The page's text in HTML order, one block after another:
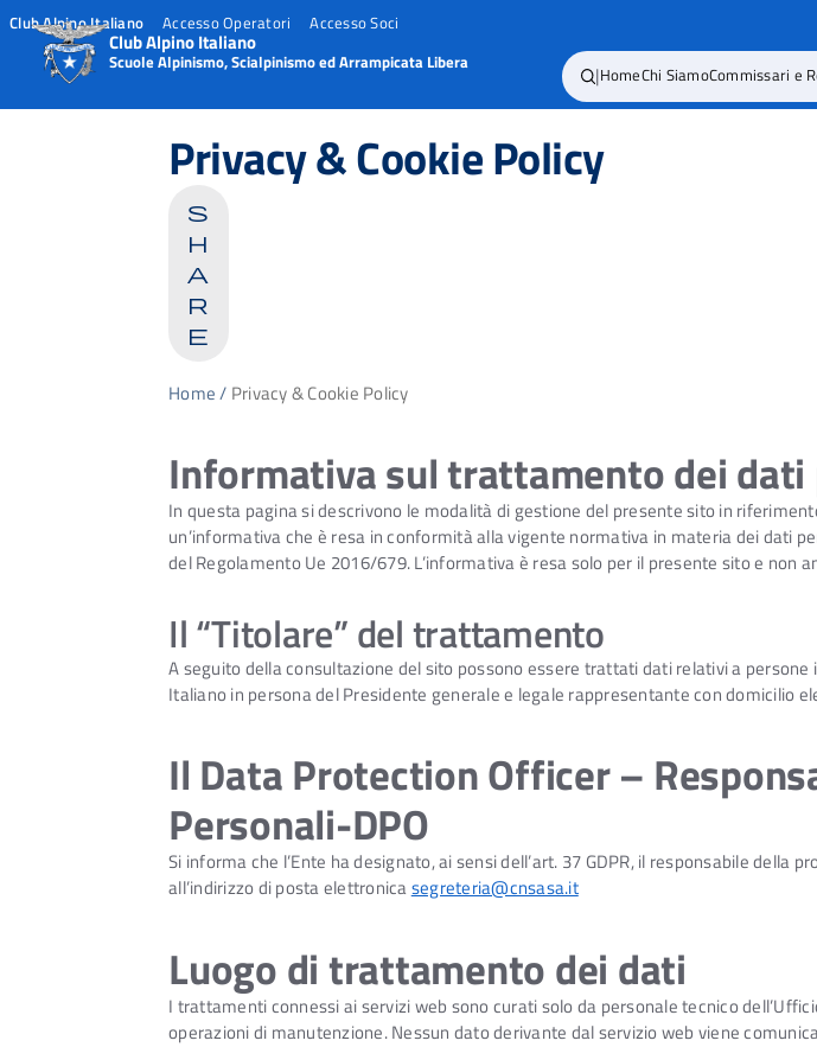
Club Alpino Italiano Accesso Operatori Accesso Soci
Club Alpino Italiano
Scuole Alpinismo, Scialpinismo ed Arrampicata Libera |HomeChi SiamoCommissari e
Privacy & Cookie Policy
s
h
a
r
e
Home/ Privacy & Cookie Policy
Informativa sul trattamento dei dati
In questa pagina si descrivono le modalità di gestione del presente sito in
un’informativa che è resa in conformità alla vigente normativa in materia dei dati
del Regolamento Ue 2016/679. L’informativa è resa solo per il presente sito e
Il “Titolare” del trattamento
A seguito della consultazione del sito possono essere trattati dati relativi a
Italiano in persona del Presidente generale e legale rappresentante con domicilio
Il Data Protection Officer –
Personali-DPO
Si informa che l’Ente ha designato, ai sensi dell’art. 37 GDPR, il responsabile
all’indirizzo di posta elettronicasegreteria@cnsasa.it
Luogo di trattamento dei dati
I trattamenti connessi ai servizi web sono curati solo da personale tecnico
operazioni di manutenzione. Nessun dato derivante dal servizio web viene